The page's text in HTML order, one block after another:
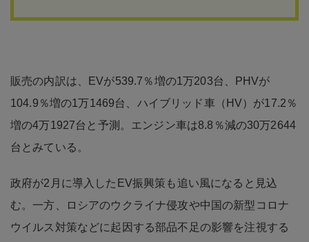
販売の内訳は、EVが539.7％増の1万203台、PHVが
104.9％増の1万1469台、ハイブリッド車（HV）が17.2％
増の4万1927台と予測。エンジン車は8.8％減の30万2644
台とみている。
政府が2月に導入したEV振興策も追い風になると見込
む。一方、ロシアのウクライナ侵攻や中国の新型コロナ
ウイルス対策などに起因する部品不足の影響を注視する